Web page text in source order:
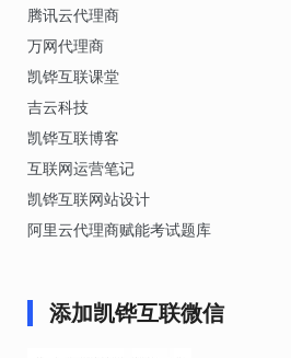
腾讯云代理商
万网代理商
凯铧互联课堂
吉云科技
凯铧互联博客
互联网运营笔记
凯铧互联网站设计
阿里云代理商赋能考试题库
添加凯铧互联微信